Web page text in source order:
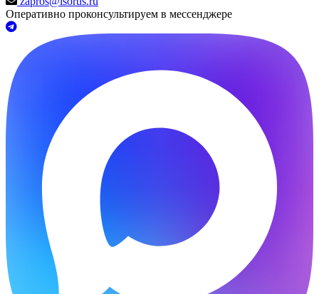
Оперативно проконсультируем в мессенджере